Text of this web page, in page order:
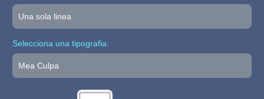
Selecciona una tipografia: